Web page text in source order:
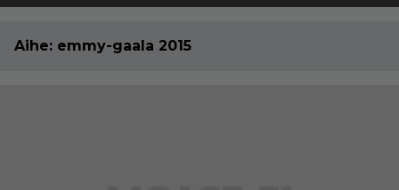
Aihe: emmy-gaala 2015